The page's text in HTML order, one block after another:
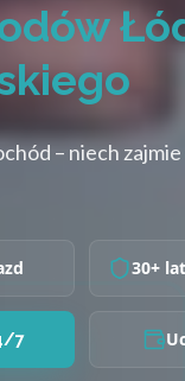
– niech
30+
7